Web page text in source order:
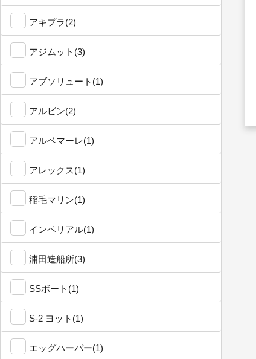
アキプラ(2)
アジムット(3)
アブソリュート(1)
アルビン(2)
アルベマーレ(1)
アレックス(1)
稲毛マリン(1)
インペリアル(1)
浦田造船所(3)
SSボート(1)
S-2 ヨット(1)
エッグハーバー(1)